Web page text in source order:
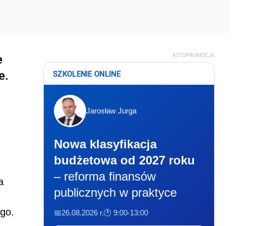
AUTOPROMOCJA
SZKOLENIE ONLINE
Jarosław Jurga
Nowa klasyfikacja
budżetowa od 2027 roku
– reforma finansów
publicznych w praktyce
📅26.08.2026 r.🕐 9:00-13:00